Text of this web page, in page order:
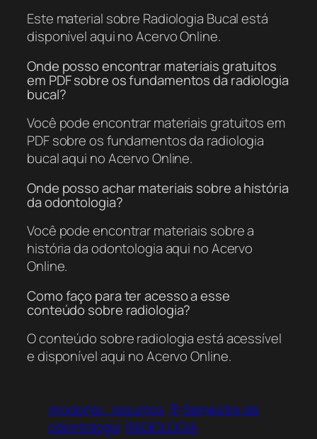
Este material sobre Radiologia Bucal está
disponível aqui no Acervo Online.
Onde posso encontrar materiais gratuitos
em PDF sobre os fundamentos da radiologia
bucal?
Você pode encontrar materiais gratuitos em
PDF sobre os fundamentos da radiologia
bucal aqui no Acervo Online.
Onde posso achar materiais sobre a história
da odontologia?
Você pode encontrar materiais sobre a
história da odontologia aqui no Acervo
Online.
Como faço para ter acesso a esse
conteúdo sobre radiologia?
O conteúdo sobre radiologia está acessível
e disponível aqui no Acervo Online.
@odonto_resumos 3º Semestre de
odontologia RADIOLOGIA